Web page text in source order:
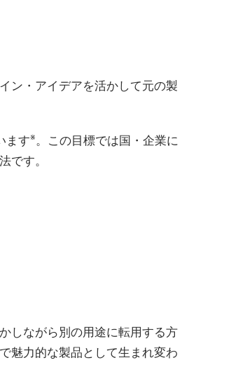
ン・アイデアを活かして元の製
ます※。この目標では国・企業に
です。
しながら別の用途に転用する方
魅力的な製品として生まれ変わ